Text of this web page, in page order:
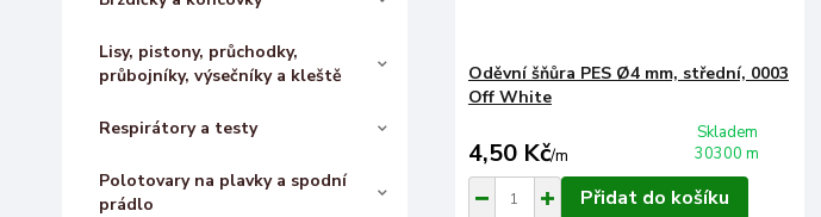
Lisy, pistony, průchodky,
průbojníky, výsečníky a kleště
Respirátory a testy
Polotovary na plavky a spodní
prádlo
Oděvní šňůra PES Ø4 mm, střední, 0003
Off White
4,50 Kč/m
Skladem
30300 m
Přidat do košíku